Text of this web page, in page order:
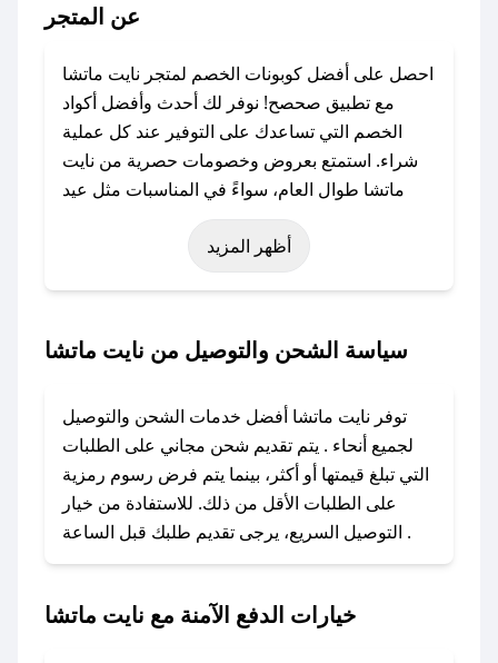
عن المتجر
احصل على أفضل كوبونات الخصم لمتجر نايت ماتشا
مع تطبيق صحصح! نوفر لك أحدث وأفضل أكواد
الخصم التي تساعدك على التوفير عند كل عملية
شراء. استمتع بعروض وخصومات حصرية من نايت
ماتشا طوال العام، سواءً في المناسبات مثل عيد
الفطر، عيد الأضحى، الجمعة البيضاء (شهر نوفمبر)،
رمضان، اليوم الوطني، يوم التأسيس، أو حتى عروض
باستخدام تطبيق صحصح، يمكنك العثور بسهولة على
تواصل معنا عبر تويتر أو البريد الإلكتروني لإضافته
بسرعة.
### كيفية استخدام كود خصم نايت ماتشا؟
1. انسخ كود الخصم من تطبيق صحصح.
2. الصقه في خانة الدفع عند التسوق من نايت ماتشا.
### ماذا أفعل إذا لم يعمل كود الخصم؟
أظهر المزيد
سياسة الشحن والتوصيل من نايت ماتشا
توفر نايت ماتشا أفضل خدمات الشحن والتوصيل
لجميع أنحاء . يتم تقديم شحن مجاني على الطلبات
التي تبلغ قيمتها أو أكثر، بينما يتم فرض رسوم رمزية
على الطلبات الأقل من ذلك. للاستفادة من خيار
التوصيل السريع، يرجى تقديم طلبك قبل الساعة .
خيارات الدفع الآمنة مع نايت ماتشا